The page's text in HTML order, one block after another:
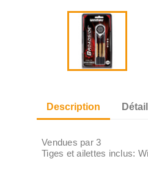
Description
Vendues par 3
Tiges et ailettes inclus: